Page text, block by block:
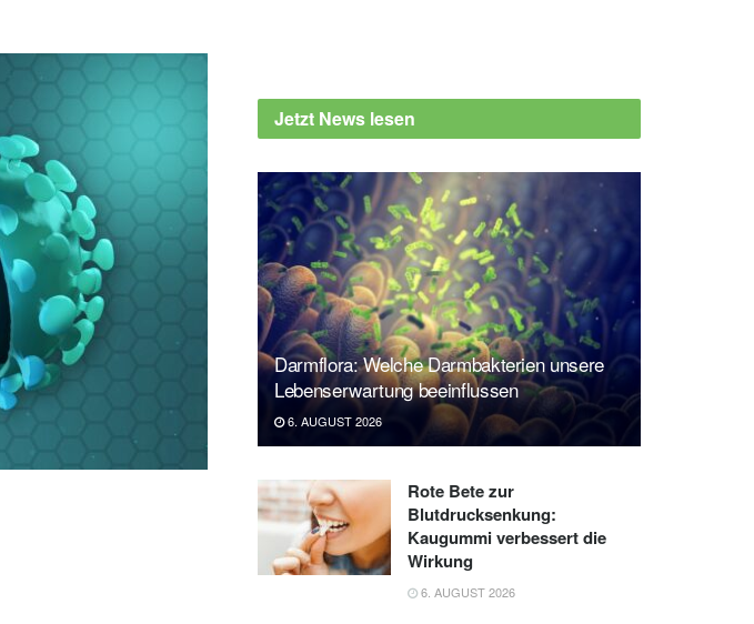
Jetzt News lesen
Darmflora: Welche Darmbakterien unsere
Lebenserwartung beeinflussen
6. AUGUST 2026
Rote Bete zur
Blutdrucksenkung:
Kaugummi verbessert die
Wirkung
6. AUGUST 2026